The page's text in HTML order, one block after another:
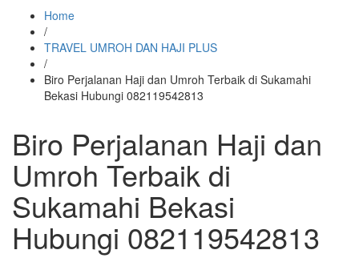
Home
/
TRAVEL UMROH DAN HAJI PLUS
/
Biro Perjalanan Haji dan Umroh Terbaik di Sukamahi
Bekasi Hubungi 082119542813
Biro Perjalanan Haji dan
Umroh Terbaik di
Sukamahi Bekasi
Hubungi 082119542813